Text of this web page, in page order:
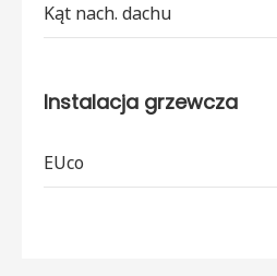
Kąt nach. dachu
Instalacja grzewcza
EUco